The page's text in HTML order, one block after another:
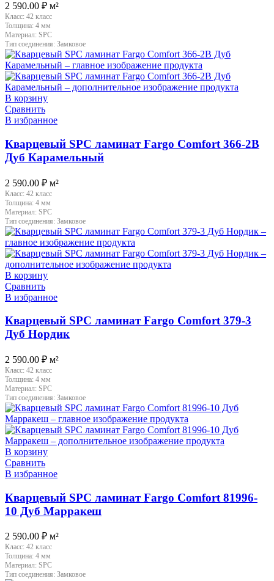
2 590.00 ₽ м²
Класс: 42 класс
Толщина: 4 мм
Материал: SPC
Тип соединения: Замковое
В корзину
Сравнить
В избранное
Кварцевый SPC ламинат Fargo Comfort 366-2B
Дуб Карамельный
2 590.00 ₽ м²
Класс: 42 класс
Толщина: 4 мм
Материал: SPC
Тип соединения: Замковое
В корзину
Сравнить
В избранное
Кварцевый SPC ламинат Fargo Comfort 379-3
Дуб Нордик
2 590.00 ₽ м²
Класс: 42 класс
Толщина: 4 мм
Материал: SPC
Тип соединения: Замковое
В корзину
Сравнить
В избранное
Кварцевый SPC ламинат Fargo Comfort 81996-
10 Дуб Марракеш
2 590.00 ₽ м²
Класс: 42 класс
Толщина: 4 мм
Материал: SPC
Тип соединения: Замковое